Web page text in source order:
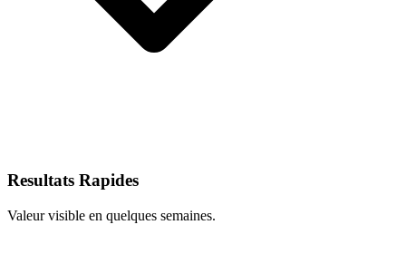
Resultats Rapides
Valeur visible en quelques semaines.